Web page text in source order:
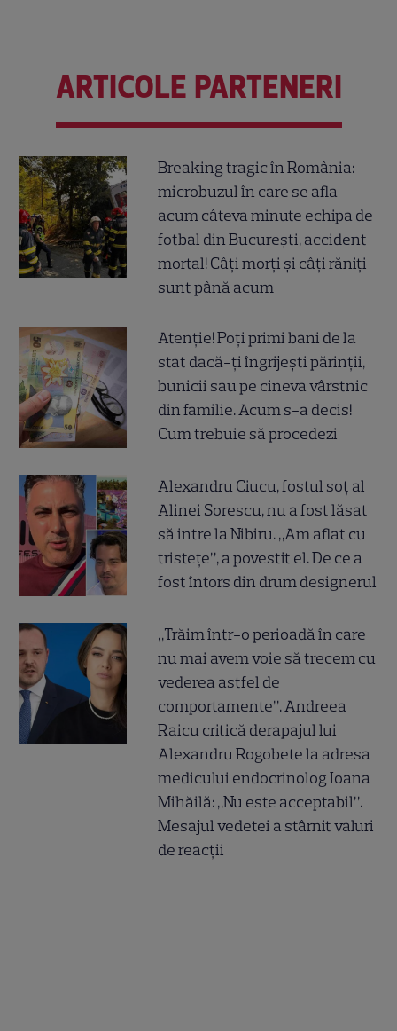
ARTICOLE PARTENERI
Breaking tragic în România:
microbuzul în care se afla
acum câteva minute echipa de
fotbal din București, accident
mortal! Câți morți și câți răniți
sunt până acum
Atenție! Poți primi bani de la
stat dacă-ți îngrijești părinții,
bunicii sau pe cineva vârstnic
din familie. Acum s-a decis!
Cum trebuie să procedezi
Alexandru Ciucu, fostul soț al
Alinei Sorescu, nu a fost lăsat
să intre la Nibiru. „Am aflat cu
tristețe”, a povestit el. De ce a
fost întors din drum designerul
„Trăim într-o perioadă în care
nu mai avem voie să trecem cu
vederea astfel de
comportamente”. Andreea
Raicu critică derapajul lui
Alexandru Rogobete la adresa
medicului endocrinolog Ioana
Mihăilă: „Nu este acceptabil”.
Mesajul vedetei a stârnit valuri
de reacții